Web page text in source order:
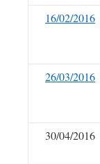
16/02/2016
26/03/2016
30/04/2016